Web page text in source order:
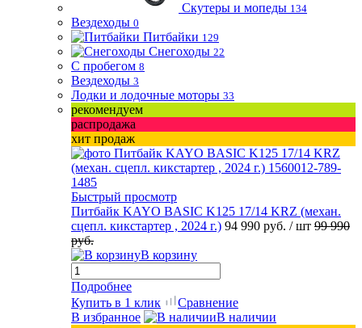
Скутеры и мопеды 134
Вездеходы 0
Питбайки 129
Снегоходы 22
С пробегом 8
Вездеходы 3
Лодки и лодочные моторы 33
рекомендуем
распродажа
хит продаж
Быстрый просмотр
Питбайк KAYO BASIC K125 17/14 KRZ (механ.
сцепл. кикстартер , 2024 г.) 94 990 руб. / шт 99 990
руб.
В корзину
Подробнее
Купить в 1 клик
Сравнение
В избранное
В наличии